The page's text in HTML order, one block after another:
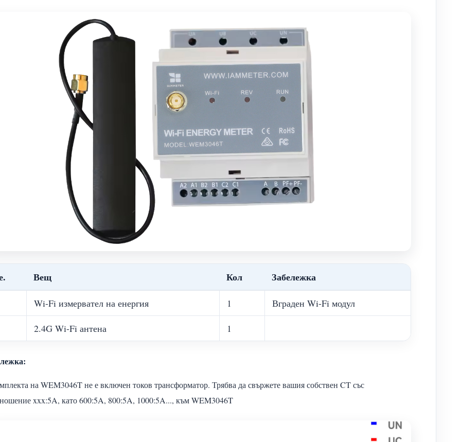
Вещ Кол Забележка
Wi-Fi измервател на енергия 1 Вграден Wi-Fi модул
2.4G Wi-Fi антена 1
на WEM3046T не е включен токов трансформатор. Трябва да свържете вашия собствен CT със
xxx:5A, като 600:5A, 800:5A, 1000:5A..., към WEM3046T